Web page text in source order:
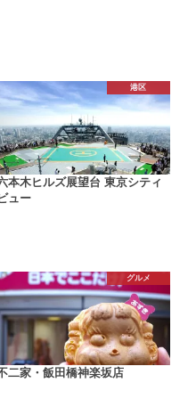
港区
本木ヒルズ展望台 東京シティ
ュー
グルメ
二家・飯田橋神楽坂店